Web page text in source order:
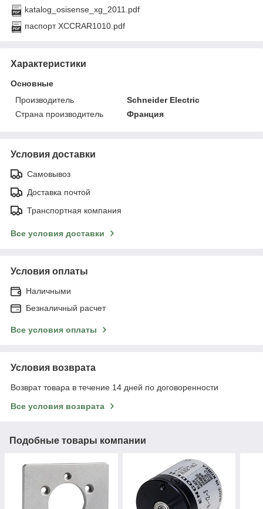
katalog_osisense_xg_2011.pdf
паспорт XCCRAR1010.pdf
Характеристики
Основные
Производитель
Schneider Electric
Страна производитель
Франция
Условия доставки
Самовывоз
Доставка почтой
Транспортная компания
Все условия доставки
Условия оплаты
Наличными
Безналичный расчет
Все условия оплаты
Условия возврата
Возврат товара в течение 14 дней по договоренности
Все условия возврата
Подобные товары компании